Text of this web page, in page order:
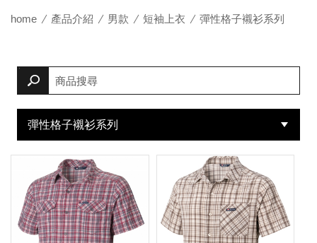
home 產品介紹 男款 短袖上衣 彈性格子襯衫系列
彈性格子襯衫系列